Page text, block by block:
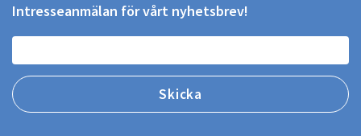
Intresseanmälan för vårt nyhetsbrev!